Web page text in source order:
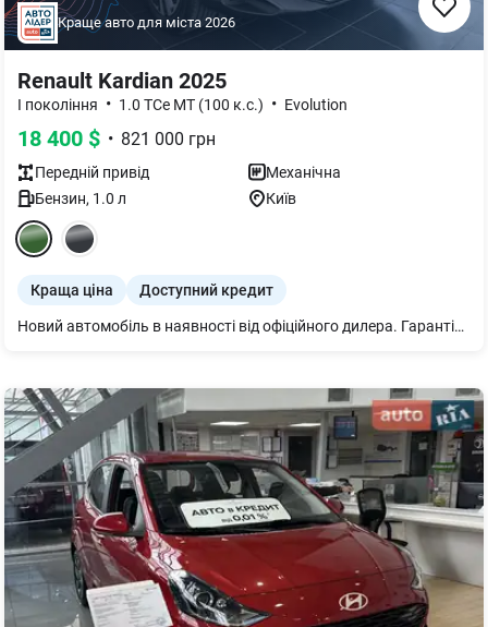
Краще авто для міста 2026
Renault Kardian 2025
I покоління • 1.0 TCe MT (100 к.с.) • Evolution
18 400 $ • 821 000 грн
Передній привід
Механічна
Бензин, 1.0 л Київ
Краща ціна Доступний кредит
Новий автомобіль в наявності від офіційного дилера. Гарантія 3 роки або 100000 км. пробігу діє в межах всієї України. Можливі варіанти інших кольорів та комплектацій. Великий склад автомобілів. Запрошуємо на перегляди та тест-драйв. Індивідуальний підхід. Телефонуйте, ми обов'язково з Вами домовимося.